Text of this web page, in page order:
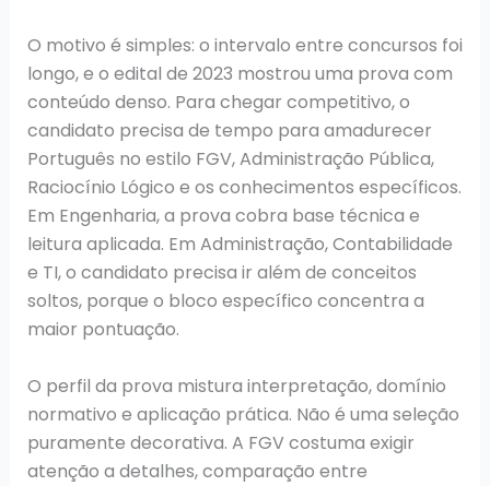
O motivo é simples: o intervalo entre concursos foi
longo, e o edital de 2023 mostrou uma prova com
conteúdo denso. Para chegar competitivo, o
candidato precisa de tempo para amadurecer
Português no estilo FGV, Administração Pública,
Raciocínio Lógico e os conhecimentos específicos.
Em Engenharia, a prova cobra base técnica e
leitura aplicada. Em Administração, Contabilidade
e TI, o candidato precisa ir além de conceitos
soltos, porque o bloco específico concentra a
maior pontuação.
O perfil da prova mistura interpretação, domínio
normativo e aplicação prática. Não é uma seleção
puramente decorativa. A FGV costuma exigir
atenção a detalhes, comparação entre